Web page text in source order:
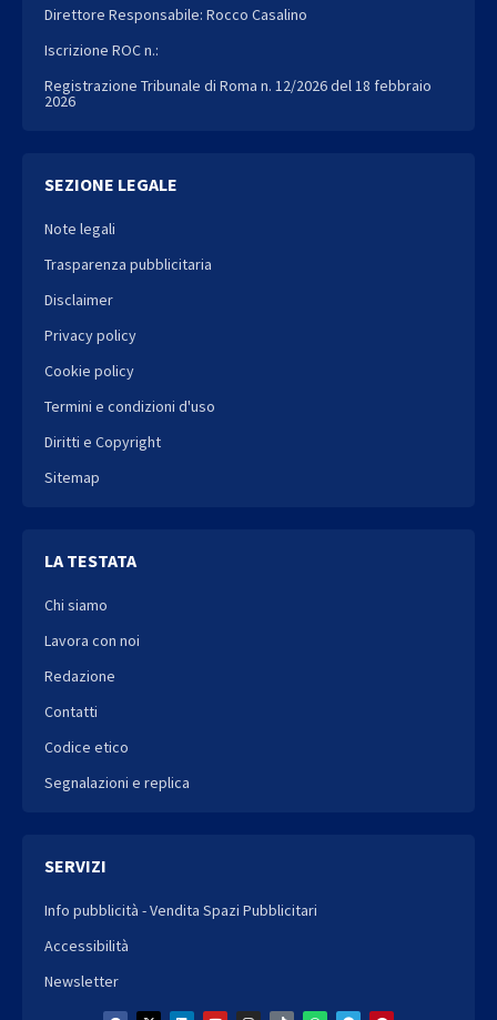
Direttore Responsabile: Rocco Casalino
Iscrizione ROC n.:
Registrazione Tribunale di Roma n. 12/2026 del 18 febbraio
2026
SEZIONE LEGALE
Note legali
Trasparenza pubblicitaria
Disclaimer
Privacy policy
Cookie policy
Termini e condizioni d'uso
Diritti e Copyright
Sitemap
LA TESTATA
Chi siamo
Lavora con noi
Redazione
Contatti
Codice etico
Segnalazioni e replica
SERVIZI
Info pubblicità - Vendita Spazi Pubblicitari
Accessibilità
Newsletter